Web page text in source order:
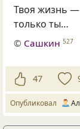
Твоя жизнь —
только ты…
© Сашкин 527
47
Опубликовал